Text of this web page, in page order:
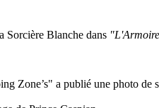
Sorcière Blanche dans
Zone’s" a publié une photo de